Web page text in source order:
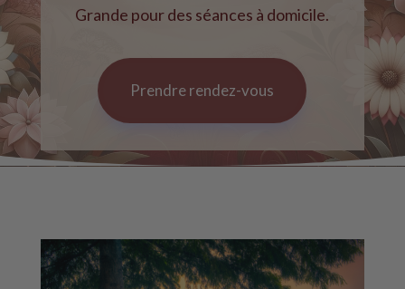
Grande pour des séances à domicile.
Prendre rendez-vous